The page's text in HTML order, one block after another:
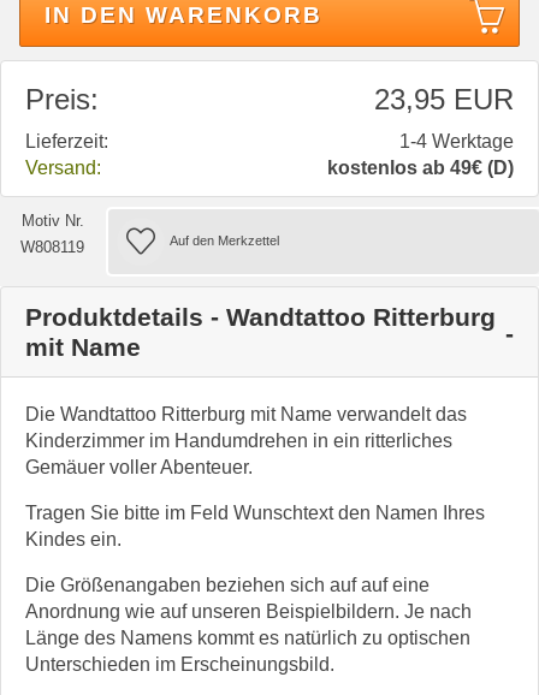
IN DEN WARENKORB
Preis: 23,95 EUR
Lieferzeit:
1-4 Werktage
Versand:
kostenlos ab 49€ (D)
Motiv Nr.
W808119
Produktdetails - Wandtattoo Ritterburg
mit Name
Die Wandtattoo Ritterburg mit Name verwandelt das
Kinderzimmer im Handumdrehen in ein ritterliches
Gemäuer voller Abenteuer.
Tragen Sie bitte im Feld Wunschtext den Namen Ihres
Kindes ein.
Die Größenangaben beziehen sich auf auf eine
Anordnung wie auf unseren Beispielbildern. Je nach
Länge des Namens kommt es natürlich zu optischen
Unterschieden im Erscheinungsbild.